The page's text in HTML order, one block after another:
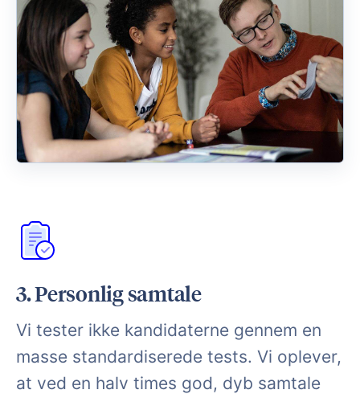
3. Personlig samtale
Vi tester ikke kandidaterne gennem en
masse standardiserede tests. Vi oplever,
at ved en halv times god, dyb samtale